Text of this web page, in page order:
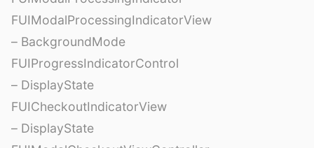
FUIModalProcessingIndicatorView
– BackgroundMode
FUIProgressIndicatorControl
– DisplayState
FUICheckoutIndicatorView
– DisplayState